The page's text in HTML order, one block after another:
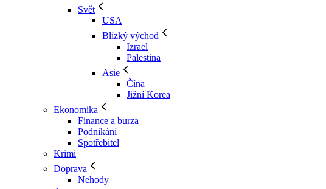
Svět
USA
Blízký východ
Izrael
Palestina
Asie
Čína
Jižní Korea
Ekonomika
Finance a burza
Podnikání
Spotřebitel
Krimi
Doprava
Nehody